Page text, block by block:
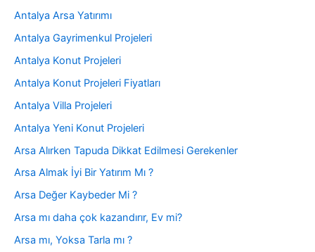
Antalya Arsa Yatırımı
Antalya Gayrimenkul Projeleri
Antalya Konut Projeleri
Antalya Konut Projeleri Fiyatları
Antalya Villa Projeleri
Antalya Yeni Konut Projeleri
Arsa Alırken Tapuda Dikkat Edilmesi Gerekenler
Arsa Almak İyi Bir Yatırım Mı ?
Arsa Değer Kaybeder Mi ?
Arsa mı daha çok kazandırır, Ev mi?
Arsa mı, Yoksa Tarla mı ?